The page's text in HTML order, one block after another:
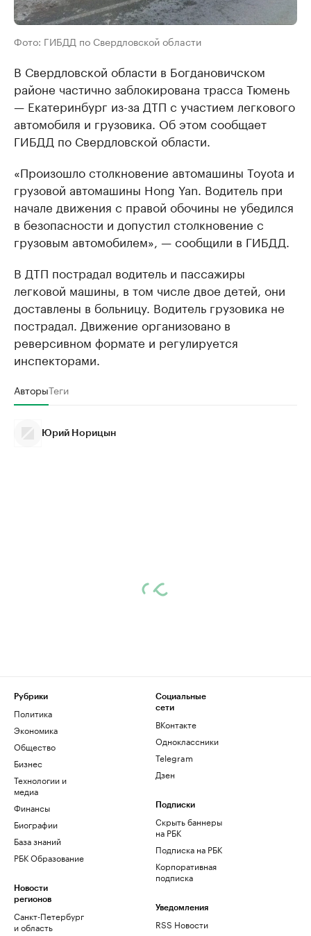
Фото: ГИБДД по Свердловской области
В Свердловской области в Богдановичском
районе частично заблокирована трасса Тюмень
— Екатеринбург из-за ДТП с участием легкового
автомобиля и грузовика. Об этом сообщает
ГИБДД по Свердловской области.
«Произошло столкновение автомашины Toyota и
грузовой автомашины Hong Yan. Водитель при
начале движения с правой обочины не убедился
в безопасности и допустил столкновение с
грузовым автомобилем», — сообщили в ГИБДД.
В ДТП пострадал водитель и пассажиры
легковой машины, в том числе двое детей, они
доставлены в больницу. Водитель грузовика не
пострадал. Движение организовано в
реверсивном формате и регулируется
инспекторами.
АвторыТеги
Юрий Норицын
Рубрики
Политика
Экономика
Общество
Бизнес
Технологии и
медиа
Финансы
Биографии
База знаний
РБК Образование
Новости
регионов
Санкт-Петербург
и область
Социальные
сети
ВКонтакте
Одноклассники
Telegram
Дзен
Подписки
Скрыть баннеры
на РБК
Подписка на РБК
Корпоративная
подписка
Уведомления
RSS Новости